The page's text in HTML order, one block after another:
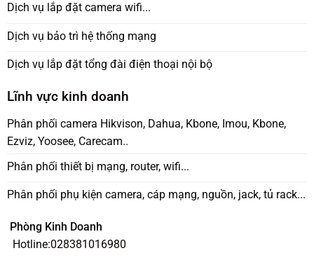
Dịch vụ lắp đặt camera wifi...
Dịch vụ bảo trì hệ thống mạng
Dịch vụ lắp đặt tổng đài điện thoại nội bộ
Lĩnh vực kinh doanh
Phân phối camera Hikvison, Dahua, Kbone, Imou, Kbone,
Ezviz, Yoosee, Carecam..
Phân phối thiết bị mạng, router, wifi...
Phân phối phụ kiện camera, cáp mạng, nguồn, jack, tủ rack...
Phòng Kinh Doanh
Hotline:028381016980